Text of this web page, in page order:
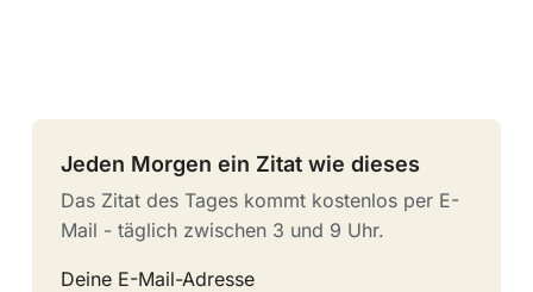
Jeden Morgen ein Zitat wie dieses
Das Zitat des Tages kommt kostenlos per E-
Mail - täglich zwischen 3 und 9 Uhr.
Deine E-Mail-Adresse